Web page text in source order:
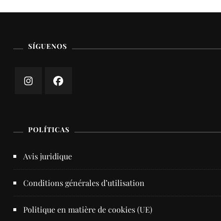
SÍGUENOS
POLÍTICAS
Avis juridique
Conditions générales d’utilisation
Politique en matière de cookies (UE)